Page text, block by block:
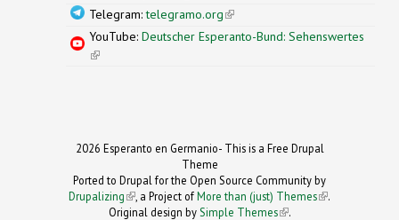
Telegram:telegramo.org(link is external)
YouTube: Deutscher Esperanto-Bund: Sehenswertes
(link is external)
2026 Esperanto en Germanio- This is a Free Drupal
Theme
Ported to Drupal for the Open Source Community by
Drupalizing(link is external)
, a Project ofMore than (just) Themes (link is
.
Original design by Simple Themes
(link is
.